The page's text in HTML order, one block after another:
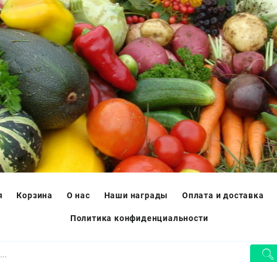
Корзина О нас Наши награды Оплата и доставка
Политика конфиденциальности